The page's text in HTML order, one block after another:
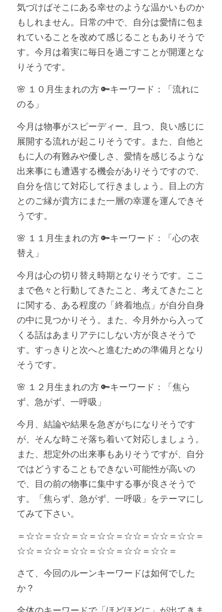
気づけばそこにある幸せのような温かいものか
もしれません。日常の中で、自分は愛情に包ま
れていることを改めて感じることもありそうで
す。今月は着実に毎日を過ごすことが開運とな
りそうです。
🌸 １０月生まれの方 🔑キーワード：「流れに
のる」
今月は物事がスピーディー、且つ、良い感じに
展開する流れが起こりそうです。また、自他と
もに人の有難みや優しさ、愛情を感じるような
出来事にも遭遇する機会がありそうですので、
自分を信じて対応して行きましょう。目上の方
とのご縁が貴方にまた一層の幸運を運んできそ
うです。
🌸 １１月生まれの方 🔑キーワード：「心の衣
替え」
今月は心の切り替え時期となりそうです。ここ
まで色々と行動してきたこと、考えてきたこと
に関する、ある程度の「終着地点」が自分自身
の中に見つかりそう。また、今月外から入って
くる話はあまりアテにしない方が良さそうで
す。すっきりと次へと進むための準備月となり
そうです。
🌸 １２月生まれの方 🔑キーワード：「焦ら
ず、急がず、一呼吸」
今月、結論や結果を急ぎがちになりそうです
が、そんな時こそ落ち着いて対応しましょう。
また、想定外の出来事もありそうですが、自分
ではどうすることもできない可能性が高いの
で、目の前の物事に集中する事が良さそうで
す。「焦らず、急がず、一呼吸」をテーマにし
てみて下さい。
＝☆☆＝☆☆＝☆＝☆☆＝☆☆＝☆☆＝☆☆＝
☆☆＝☆☆＝☆☆＝☆☆＝☆☆＝☆☆＝
さて、今回のルーンキーワードは如何でした
か？